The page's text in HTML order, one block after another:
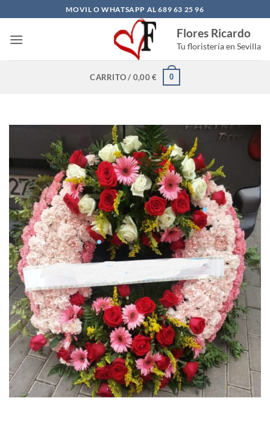
al
contenido
MOVIL O WHATSAPP AL 689 63 25 96
Flores Ricardo
Tu floristería en Sevilla
CARRITO / 0,00€ 0